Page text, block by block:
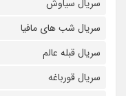
سریال سیاوش
سریال شب های مافیا
سریال قبله عالم
سریال قورباغه